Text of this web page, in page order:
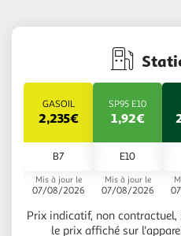
GASOIL
2,235€
B7
Mis à jour le
07/08/2026
SP95 E10
1,92€
E10
Mis à jour le
07/08/2026
Prix indicatif, non
le prix affiché sur